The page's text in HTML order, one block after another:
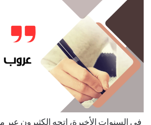
في السنوات الأخيرة، اتجه الكثيرون